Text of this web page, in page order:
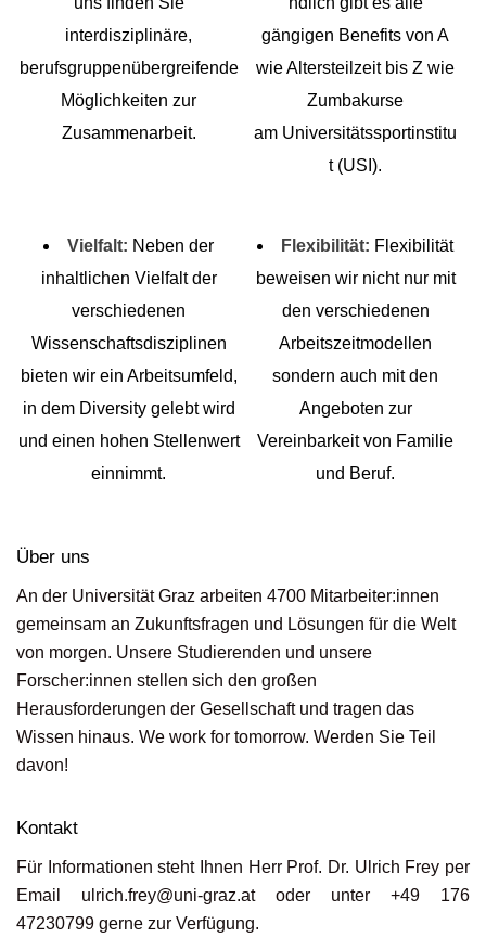
interdisziplinäre,
berufsgruppenübergreifende
Möglichkeiten zur
Zusammenarbeit.
gängigen Benefits von A
wie Altersteilzeit bis Z wie
Zumbakurse
am Universitätssportinstitu
t (USI).
Vielfalt: Neben der
inhaltlichen Vielfalt der
verschiedenen
Wissenschaftsdisziplinen
bieten wir ein Arbeitsumfeld,
in dem Diversity gelebt wird
und einen hohen Stellenwert
einnimmt.
Flexibilität: Flexibilität
beweisen wir nicht nur mit
den verschiedenen
Arbeitszeitmodellen
sondern auch mit den
Angeboten zur
Vereinbarkeit von Familie
und Beruf.
Über uns
An der Universität Graz arbeiten 4700 Mitarbeiter:innen
gemeinsam an Zukunftsfragen und Lösungen für die Welt
von morgen. Unsere Studierenden und unsere
Forscher:innen stellen sich den großen
Herausforderungen der Gesellschaft und tragen das
Wissen hinaus. We work for tomorrow. Werden Sie Teil
davon!
Kontakt
Für Informationen steht Ihnen Herr Prof. Dr. Ulrich Frey per
Email ulrich.frey@uni-graz.atoder unter +49 176
47230799 gerne zur Verfügung.